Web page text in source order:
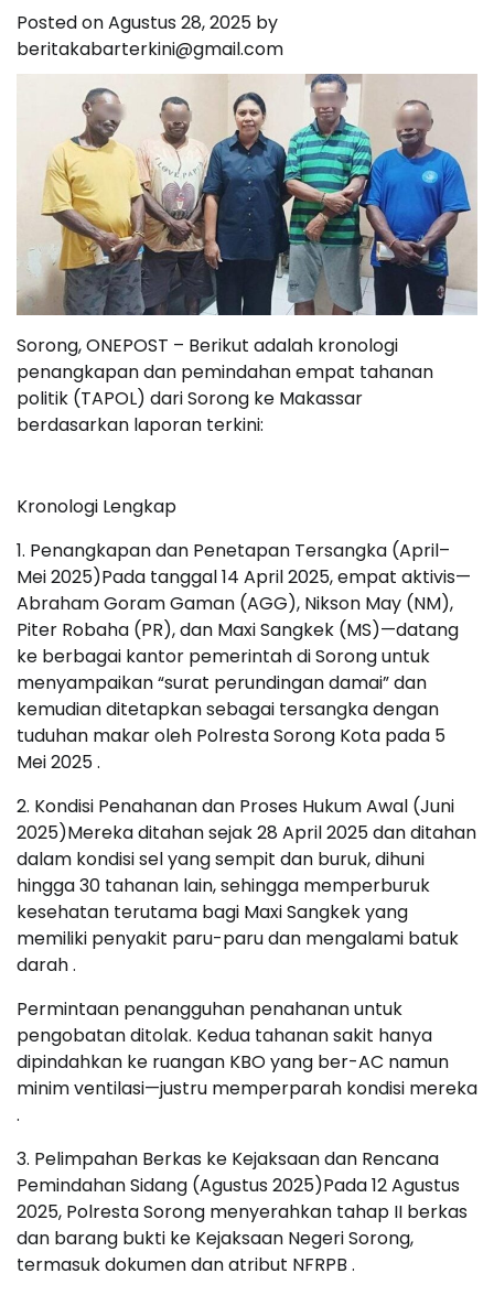
Posted onAgustus 28, 2025 by
beritakabarterkini@gmail.com
Sorong, ONEPOST – Berikut adalah kronologi
penangkapan dan pemindahan empat tahanan
politik (TAPOL) dari Sorong ke Makassar
berdasarkan laporan terkini:
Kronologi Lengkap
1. Penangkapan dan Penetapan Tersangka (April–
Mei 2025)Pada tanggal 14 April 2025, empat aktivis—
Abraham Goram Gaman (AGG), Nikson May (NM),
Piter Robaha (PR), dan Maxi Sangkek (MS)—datang
ke berbagai kantor pemerintah di Sorong untuk
menyampaikan “surat perundingan damai” dan
kemudian ditetapkan sebagai tersangka dengan
tuduhan makar oleh Polresta Sorong Kota pada 5
Mei 2025 .
2. Kondisi Penahanan dan Proses Hukum Awal (Juni
2025)Mereka ditahan sejak 28 April 2025 dan ditahan
dalam kondisi sel yang sempit dan buruk, dihuni
hingga 30 tahanan lain, sehingga memperburuk
kesehatan terutama bagi Maxi Sangkek yang
memiliki penyakit paru-paru dan mengalami batuk
darah .
Permintaan penangguhan penahanan untuk
pengobatan ditolak. Kedua tahanan sakit hanya
dipindahkan ke ruangan KBO yang ber-AC namun
minim ventilasi—justru memperparah kondisi mereka
.
3. Pelimpahan Berkas ke Kejaksaan dan Rencana
Pemindahan Sidang (Agustus 2025)Pada 12 Agustus
2025, Polresta Sorong menyerahkan tahap II berkas
dan barang bukti ke Kejaksaan Negeri Sorong,
termasuk dokumen dan atribut NFRPB .